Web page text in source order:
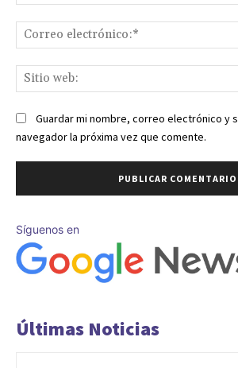
Guardar mi nombre, correo electrónico y
navegador la próxima vez que comente.
Síguenos en
Últimas Noticias